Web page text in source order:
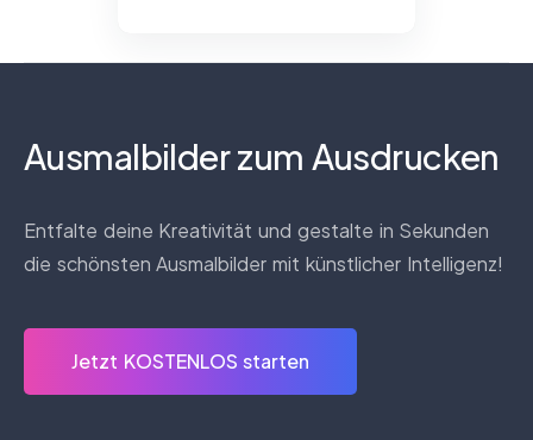
Ausmalbilder zum Ausdrucken
Entfalte deine Kreativität und gestalte in Sekunden
die schönsten Ausmalbilder mit künstlicher Intelligenz!
Jetzt KOSTENLOS starten